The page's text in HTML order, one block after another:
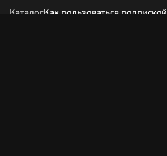
КаталогКак пользоваться подпиской